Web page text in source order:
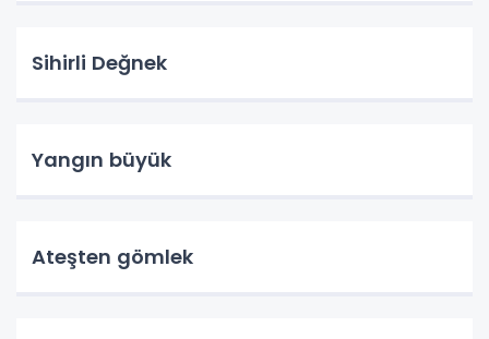
Sihirli Değnek
Yangın büyük
Ateşten gömlek